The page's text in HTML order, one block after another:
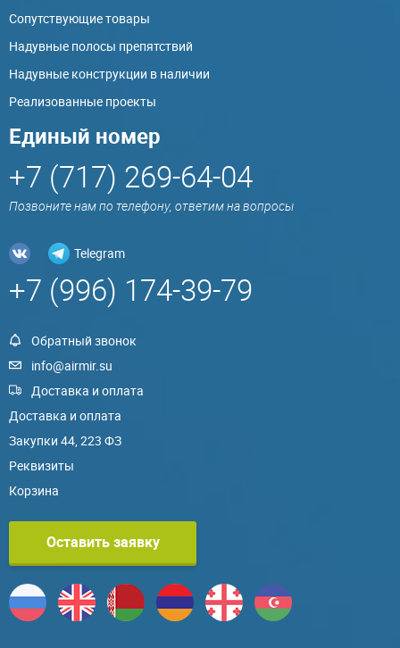
Сопутствующие товары
Надувные полосы препятствий
Надувные конструкции в наличии
Реализованные проекты
Единый номер
+7 (717) 269-64-04
Позвоните нам по телефону, ответим на вопросы
Telegram
+7 (996) 174-39-79
Обратный звонок
info@airmir.su
Доставка и оплата
Доставка и оплата
Закупки 44, 223 ФЗ
Реквизиты
Корзина
Оставить заявку